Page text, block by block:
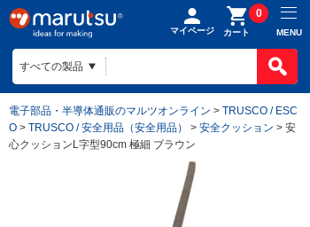
マイページ カート
0
MENU
電子部品・半導体通販のマルツオンライン > TRUSCO / ESC
O > TRUSCO / 安全用品（安全用品） > 安全クッション > 安
心クッションL字型90cm 極細 ブラウン